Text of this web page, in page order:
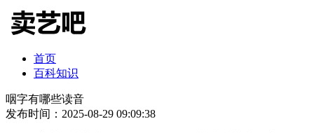
首页
百科知识
咽字有哪些读音
发布时间：2025-08-29 09:09:38